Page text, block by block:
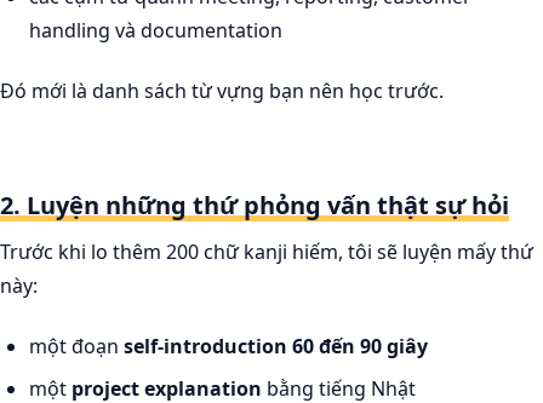
handling và documentation
Đó mới là danh sách từ vựng bạn nên học trước.
2. Luyện những thứ phỏng vấn thật sự hỏi
Trước khi lo thêm 200 chữ kanji hiếm, tôi sẽ luyện mấy thứ
này:
một đoạn self-introduction 60 đến 90 giây
một project explanation bằng tiếng Nhật